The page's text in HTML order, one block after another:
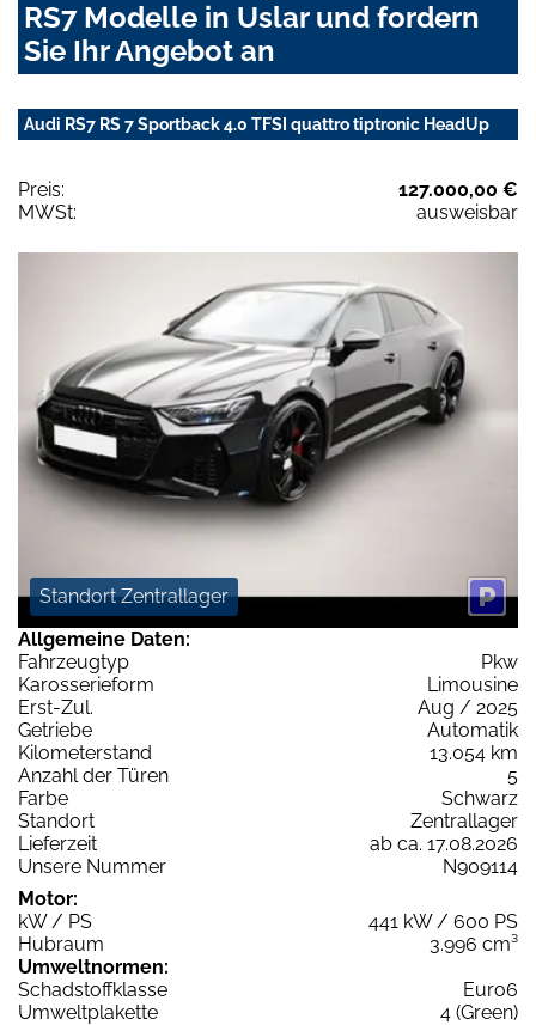
RS7 Modelle in Uslar und fordern
Sie Ihr Angebot an
Audi RS7 RS 7 Sportback 4.0 TFSI quattro tiptronic HeadUp
Preis:
127.000,00 €
MWSt:
ausweisbar
Standort Zentrallager
Allgemeine Daten:
Fahrzeugtyp
Pkw
Karosserieform
Limousine
Erst-Zul.
Aug / 2025
Getriebe
Automatik
Kilometerstand
13.054 km
Anzahl der Türen
5
Farbe
Schwarz
Standort
Zentrallager
Lieferzeit
ab ca. 17.08.2026
Unsere Nummer
N909114
Motor:
kW / PS
441 kW / 600 PS
Hubraum
3.996 cm³
Umweltnormen:
Schadstoffklasse
Euro6
Umweltplakette
4 (Green)